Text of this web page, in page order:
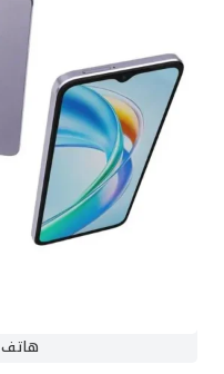
هاتف HONOR X5b